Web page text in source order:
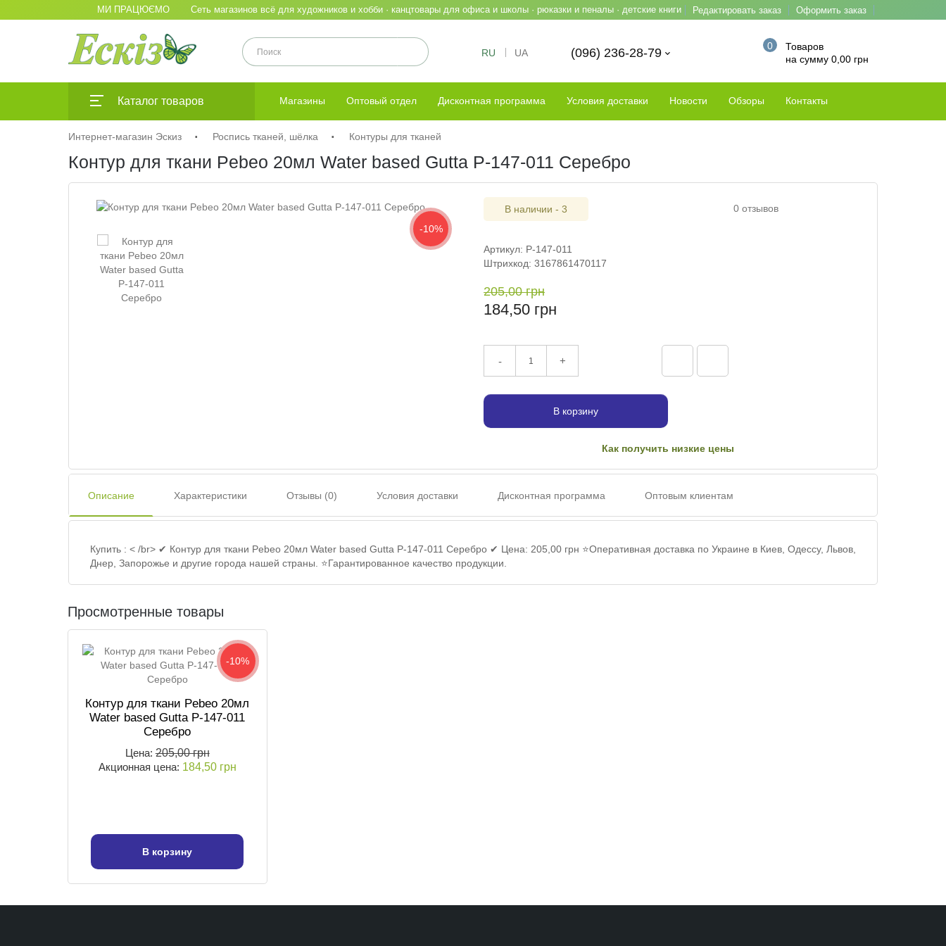
МИ ПРАЦЮЄМО Сеть магазинов всё для художников и хобби · канцтовары для офиса и школы · рюказки и пеналы · детские книги Оформить заказ
Редактировать заказ
RU UA
Товаров
0
на сумму 0,00 грн
(096) 236-28-79
Магазины Оптовый отдел Дисконтная программа Условия доставки Новости Обзоры Контакты
Каталог товаров
Интернет-магазин Эскиз Роспись тканей, шёлка Контуры для тканей
Контур для ткани Pebeo 20мл Water based Gutta P-147-011 Серебро
-10%
В наличии - 3 0 отзывов
Артикул: P-147-011
Штрихкод: 3167861470117
205,00 грн
184,50 грн
- +
В корзину
Как получить низкие цены
Описание Характеристики Отзывы (0) Условия доставки Дисконтная программа Оптовым клиентам
Купить : < /br> ✔ Контур для ткани Pebeo 20мл Water based Gutta P-147-011 Серебро ✔ Цена: 205,00 грн ⭐Оперативная доставка по Украине в Киев, Одессу, Львов,
Днер, Запорожье и другие города нашей страны. ⭐Гарантированное качество продукции.
Просмотренные товары
-10%
Контур для ткани Pebeo 20мл
Water based Gutta P-147-011
Серебро
Цена:205,00 грн
Акционная цена: 184,50 грн
В корзину